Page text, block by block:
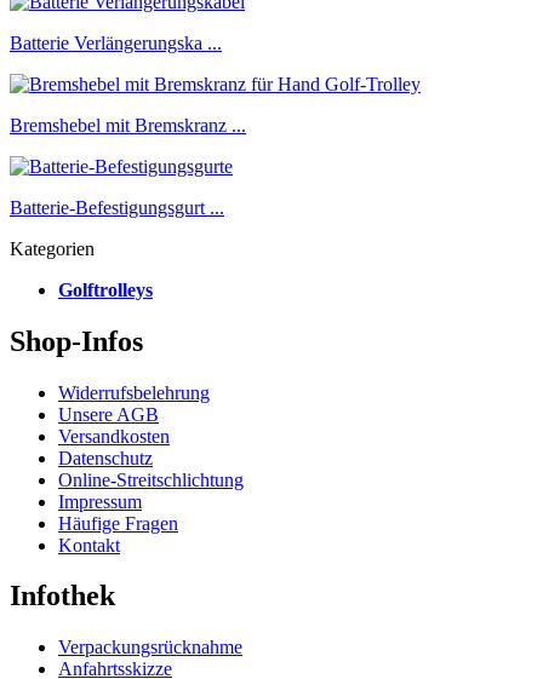
Batterie Verlängerungska ...
Bremshebel mit Bremskranz ...
Batterie-Befestigungsgurt ...
Kategorien
Golftrolleys
Shop-Infos
Widerrufsbelehrung
Unsere AGB
Versandkosten
Datenschutz
Online-Streitschlichtung
Impressum
Häufige Fragen
Kontakt
Infothek
Verpackungsrücknahme
Anfahrtsskizze